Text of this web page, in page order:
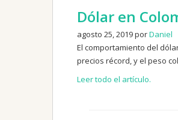
Dólar en
agosto 25, 2019 porDaniel
El comportamiento del
precios récord, y el peso
Leer todo el artículo.